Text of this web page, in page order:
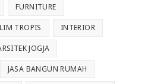
FURNITURE
TROPIS INTERIOR
JOGJA
JASA BANGUN RUMAH